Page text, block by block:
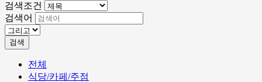
검색조건
검색어
검색
전체
식당/카페/주점